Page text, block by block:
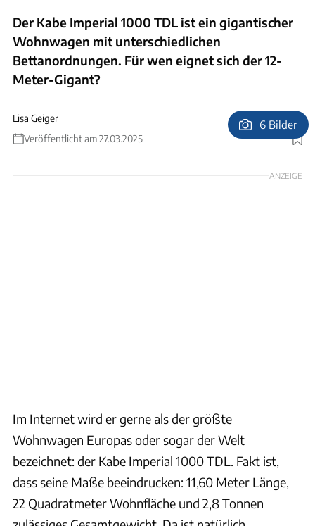
Der Kabe Imperial 1000 TDL ist ein gigantischer
Wohnwagen mit unterschiedlichen
Bettanordnungen. Für wen eignet sich der 12-
Meter-Gigant?
Lisa Geiger
Veröffentlicht am 27.03.2025
Foto: Kabe
6 Bilder
ANZEIGE
Im Internet wird er gerne als der größte
Wohnwagen Europas oder sogar der Welt
bezeichnet: der Kabe Imperial 1000 TDL. Fakt ist,
dass seine Maße beeindrucken: 11,60 Meter Länge,
22 Quadratmeter Wohnfläche und 2,8 Tonnen